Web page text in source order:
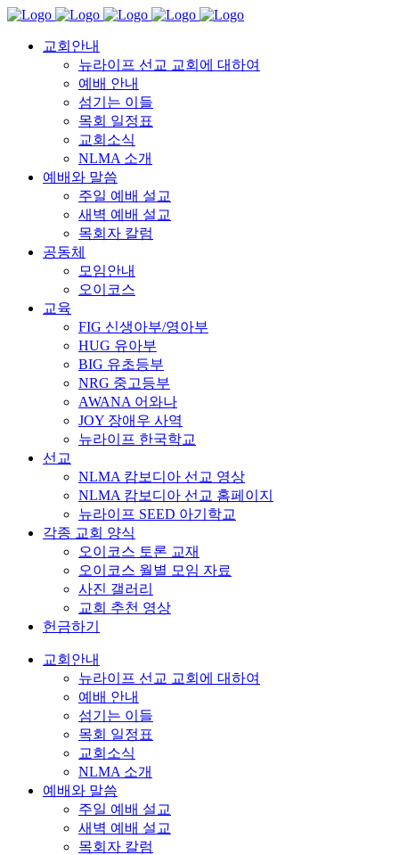
교회안내
뉴라이프 선교 교회에 대하여
예배 안내
섬기는 이들
목회 일정표
교회소식
NLMA 소개
예배와 말씀
주일 예배 설교
새벽 예배 설교
목회자 칼럼
공동체
모임안내
오이코스
교육
FIG 신생아부/영아부
HUG 유아부
BIG 유초등부
NRG 중고등부
AWANA 어와나
JOY 장애우 사역
뉴라이프 한국학교
선교
NLMA 캄보디아 선교 영상
NLMA 캄보디아 선교 홈페이지
뉴라이프 SEED 아기학교
각종 교회 양식
오이코스 토론 교재
오이코스 월별 모임 자료
사진 갤러리
교회 추천 영상
헌금하기
교회안내
뉴라이프 선교 교회에 대하여
예배 안내
섬기는 이들
목회 일정표
교회소식
NLMA 소개
예배와 말씀
주일 예배 설교
새벽 예배 설교
목회자 칼럼